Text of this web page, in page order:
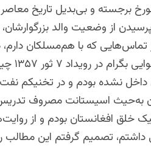
برجسته و بی‌بدیل تاریخ معاصر
از وضعیت والد
که با هم‌مسلکان دارم،
و
نشده بودم و در تخنیکم
به‌حیث اسیستانت مصروف
خلق افغانستان بودم و از
تصمیم گرفتم این مطالب